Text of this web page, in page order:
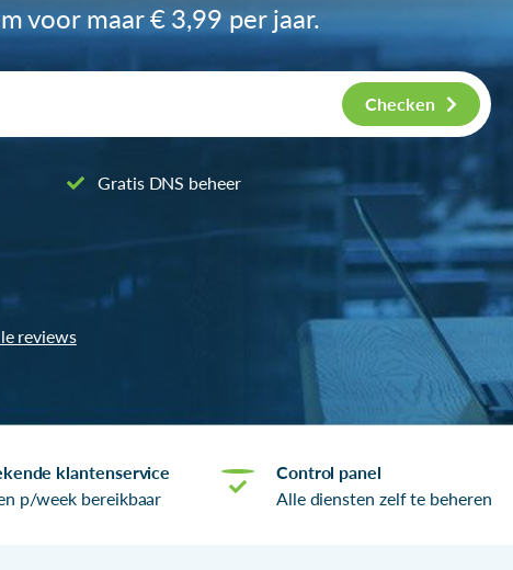
voor maar€ 3,99 per jaar.
Checken
Gratis DNS beheer
reviews
klantenservice
p/week bereikbaar
Control panel
Alle diensten zelf te beheren